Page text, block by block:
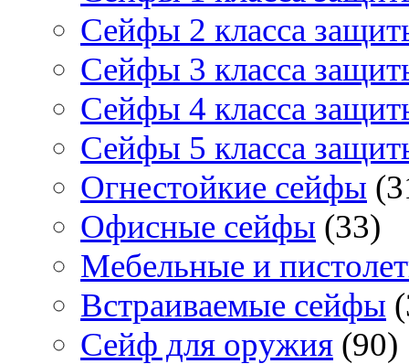
Сейфы 2 класса
Сейфы 3 класса
Сейфы 4 класса
Сейфы 5 класса
Огнестойкие сейфы
Офисные сейфы (33)
Мебельные и
Встраиваемые сейфы
Сейф для оружия (90)